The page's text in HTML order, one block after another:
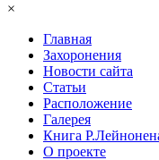
×
Главная
Захоронения
Новости сайта
Статьи
Расположение
Галерея
Книга
О проекте